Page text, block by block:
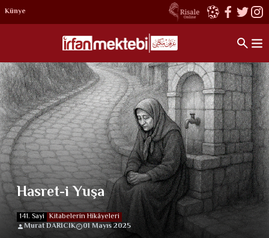
Künye
Hasret-i Yuşa
141. Sayi Kitabelerin Hikâyeleri
Murat DARICIK
01 Mayıs 2025